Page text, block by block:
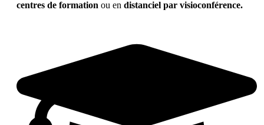
centres de formation ou en distanciel par visioconférence.